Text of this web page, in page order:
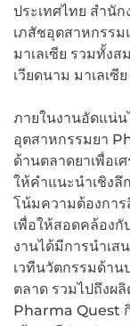
ประเทศไทย สำนั
เภสัชอุตสาหกรรม
มาเลเซีย รวมทั้ง
เวียดนาม มาเลเ
ภายในงานอัดแน่
อุตสาหกรรมยา
ด้านตลาดยาเพื่อเ
ให้คำแนะนำเชิงลึ
โน้มความต้องการ
เพื่อให้สอดคล้อง
งานได้มีการนำเ
เวทีนวัตกรรมด้า
ตลาด รวมไปถึงผ
Pharma Quest